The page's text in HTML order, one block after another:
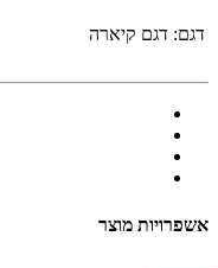
דגם: דגם קיארה
אשפרויות מוצר